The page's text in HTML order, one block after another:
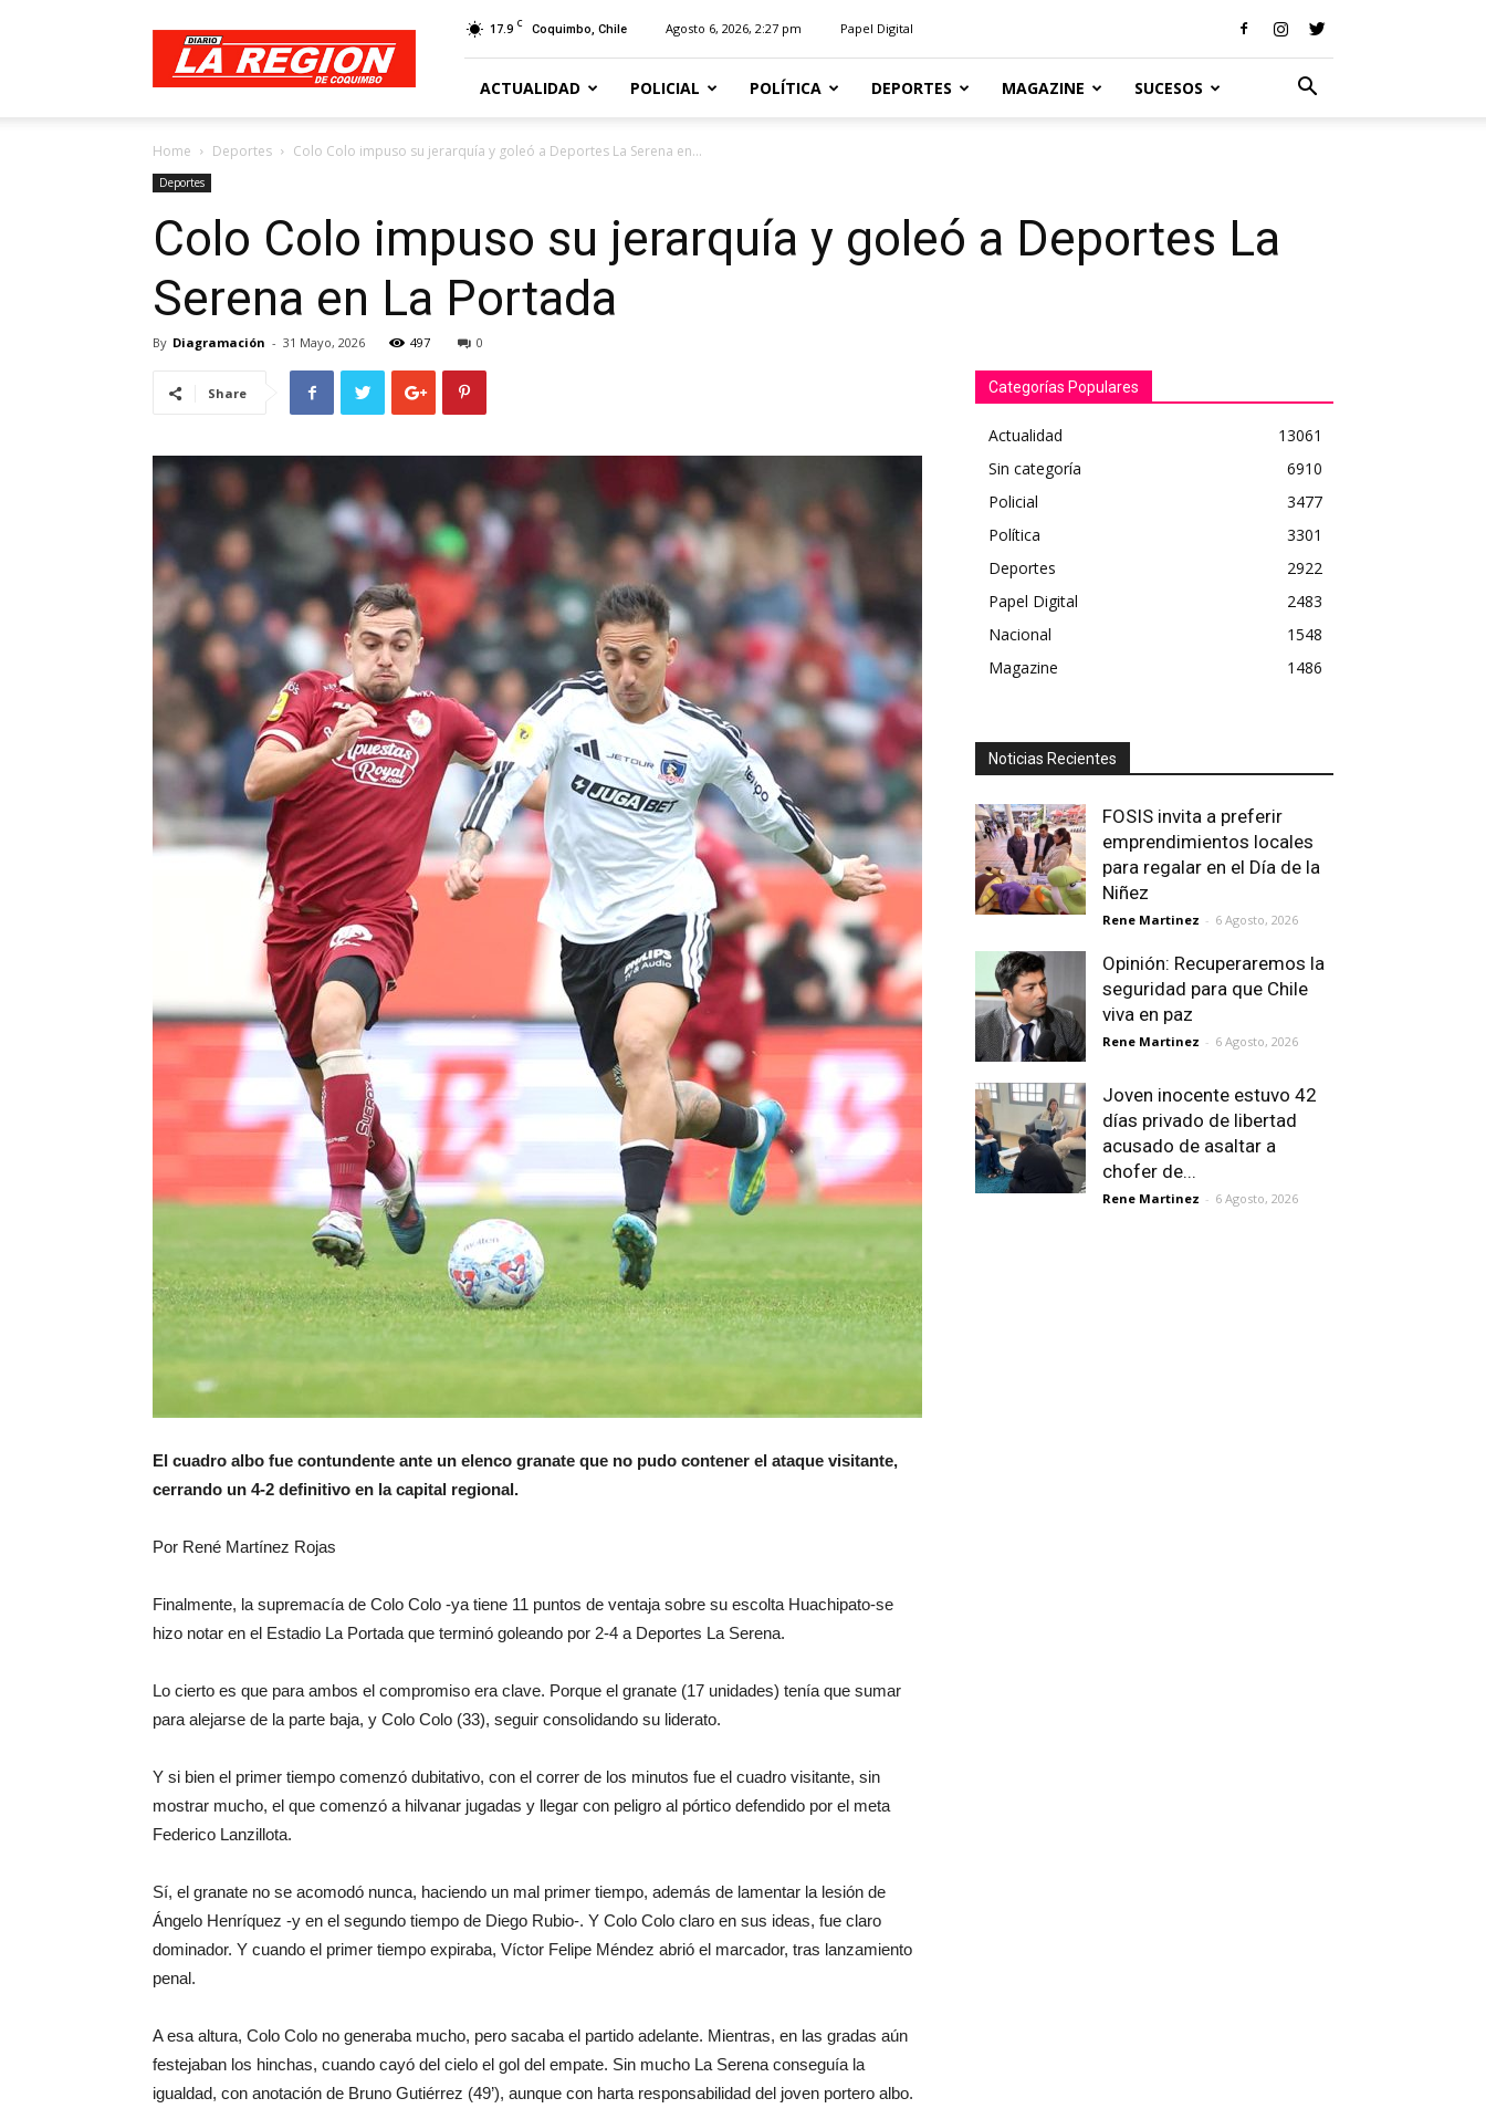
Diario
Región
17.9 C Coquimbo, Chile Agosto 6, 2026, 2:27 pm Papel Digital
ACTUALIDAD POLICIAL POLÍTICA DEPORTES MAGAZINE SUCESOS
Home Deportes Colo Colo impuso su jerarquía y goleó a Deportes La Serena en...
Deportes
Colo Colo impuso su jerarquía y goleó a Deportes La
Serena en La Portada
By Diagramación - 31 Mayo, 2026 497 0
Share
El cuadro albo fue contundente ante un elenco granate que no pudo contener el ataque visitante,
cerrando un 4-2 definitivo en la capital regional.
Por René Martínez Rojas
Finalmente, la supremacía de Colo Colo -ya tiene 11 puntos de ventaja sobre su escolta Huachipato-se
hizo notar en el Estadio La Portada que terminó goleando por 2-4 a Deportes La Serena.
Lo cierto es que para ambos el compromiso era clave. Porque el granate (17 unidades) tenía que sumar
para alejarse de la parte baja, y Colo Colo (33), seguir consolidando su liderato.
Y si bien el primer tiempo comenzó dubitativo, con el correr de los minutos fue el cuadro visitante, sin
mostrar mucho, el que comenzó a hilvanar jugadas y llegar con peligro al pórtico defendido por el meta
Federico Lanzillota.
Sí, el granate no se acomodó nunca, haciendo un mal primer tiempo, además de lamentar la lesión de
Ángelo Henríquez -y en el segundo tiempo de Diego Rubio-. Y Colo Colo claro en sus ideas, fue claro
dominador. Y cuando el primer tiempo expiraba, Víctor Felipe Méndez abrió el marcador, tras lanzamiento
penal.
A esa altura, Colo Colo no generaba mucho, pero sacaba el partido adelante. Mientras, en las gradas aún
festejaban los hinchas, cuando cayó del cielo el gol del empate. Sin mucho La Serena conseguía la
igualdad, con anotación de Bruno Gutiérrez (49’), aunque con harta responsabilidad del joven portero albo.
Categorías Populares
Actualidad
13061
Sin categoría
6910
Policial
3477
Política
3301
Deportes
2922
Papel Digital
2483
Nacional
1548
Magazine
1486
Noticias Recientes
FOSIS invita a preferir
emprendimientos locales
para regalar en el Día de la
Niñez
Rene Martinez - 6 Agosto, 2026
Opinión: Recuperaremos la
seguridad para que Chile
viva en paz
Rene Martinez - 6 Agosto, 2026
Joven inocente estuvo 42
días privado de libertad
acusado de asaltar a
chofer de...
Rene Martinez - 6 Agosto, 2026